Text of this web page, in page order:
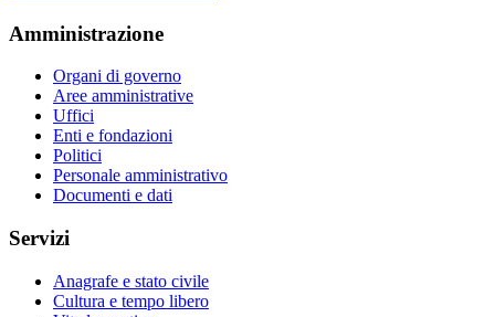
Amministrazione
Organi di governo
Aree amministrative
Uffici
Enti e fondazioni
Politici
Personale amministrativo
Documenti e dati
Servizi
Anagrafe e stato civile
Cultura e tempo libero